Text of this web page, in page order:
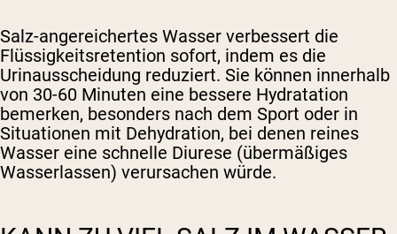
Salz-angereichertes Wasser verbessert die
Flüssigkeitsretention sofort, indem es die
Urinausscheidung reduziert. Sie können innerhalb
von 30-60 Minuten eine bessere Hydratation
bemerken, besonders nach dem Sport oder in
Situationen mit Dehydration, bei denen reines
Wasser eine schnelle Diurese (übermäßiges
Wasserlassen) verursachen würde.